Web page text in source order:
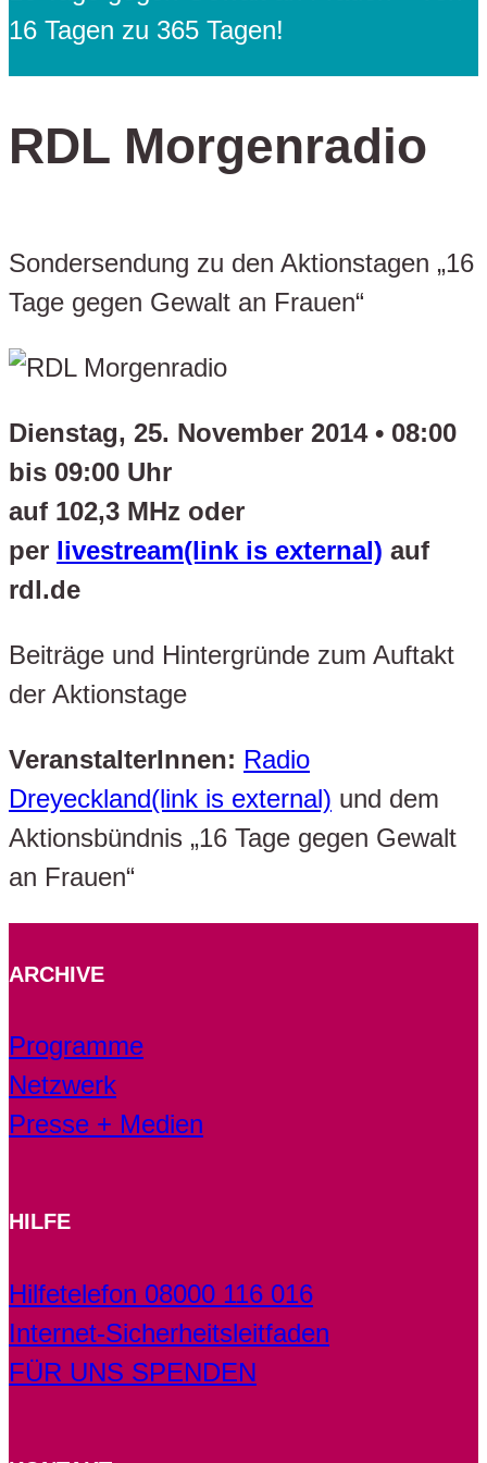
16 Tagen zu 365 Tagen!
RDL Morgenradio
Sondersendung zu den Aktionstagen „16
Tage gegen Gewalt an Frauen“
Dienstag, 25. November 2014 • 08:00
bis 09:00 Uhr
auf 102,3 MHz oder
per livestream(link is external) auf
rdl.de
Beiträge und Hintergründe zum Auftakt
der Aktionstage
VeranstalterInnen: Radio
Dreyeckland(link is external) und dem
Aktionsbündnis „16 Tage gegen Gewalt
an Frauen“
ARCHIVE
Programme
Netzwerk
Presse + Medien
HILFE
Hilfetelefon 08000 116 016
Internet-Sicherheitsleitfaden
FÜR UNS SPENDEN